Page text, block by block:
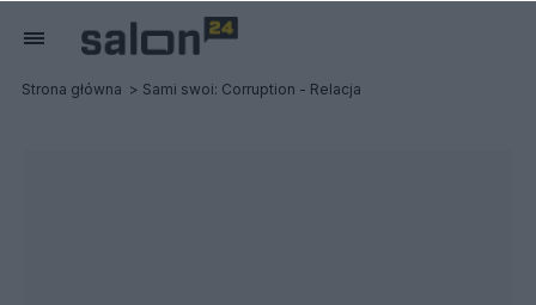
Strona główna Sami swoi: Corruption - Relacja